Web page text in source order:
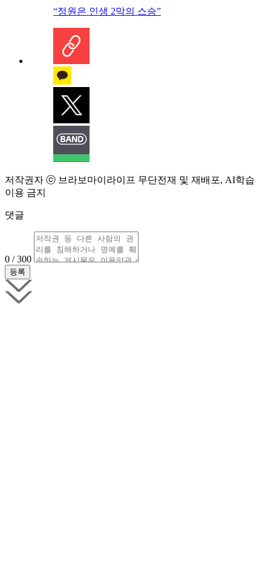
“정원은 인생 2막의 스승”
저작권자 ⓒ 브라보마이라이프 무단전재 및 재배포, AI학습
이용 금지
댓글
0 / 300